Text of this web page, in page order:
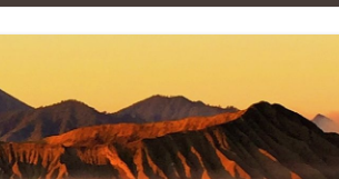
送迎
市間送迎
ー付レンタルバイク )
持ちの方へ